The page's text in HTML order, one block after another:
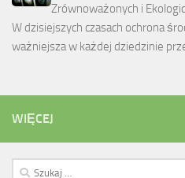
Zrównoważonych i
W dzisiejszych czasach ochrona
ważniejsza w każdej dziedzinie
WIĘCEJ
Szukaj: